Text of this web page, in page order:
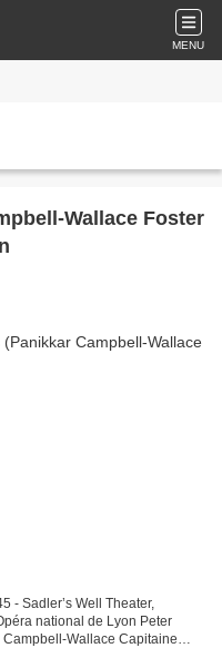
MENU
Wallace Foster
- Sadler’s Well Theater,
national de Lyon Peter
Wallace Capitaine